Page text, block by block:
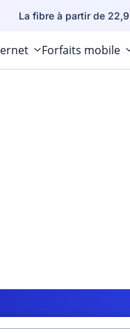
La fibre à partir de
Forfaits mobile